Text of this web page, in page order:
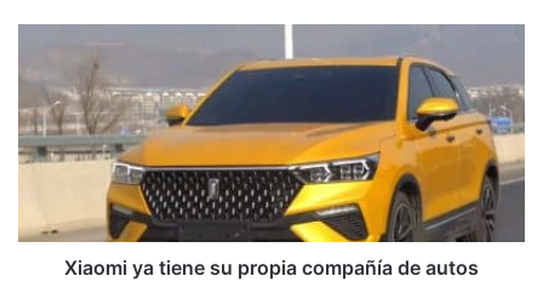
su
propia
compañía
Xiaomi ya tiene su propia compañía de autos